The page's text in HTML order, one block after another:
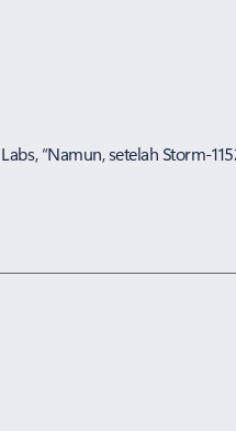
“Namun, setelah Storm-